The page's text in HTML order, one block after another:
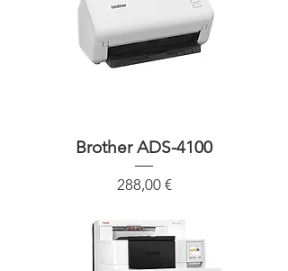
Brother ADS-4100
Precio
288,00 €